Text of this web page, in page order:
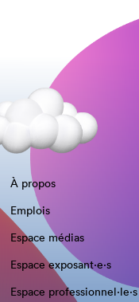
À propos
Emplois
Espace médias
Espace exposant·e⋅s
Espace professionnel·le⋅s